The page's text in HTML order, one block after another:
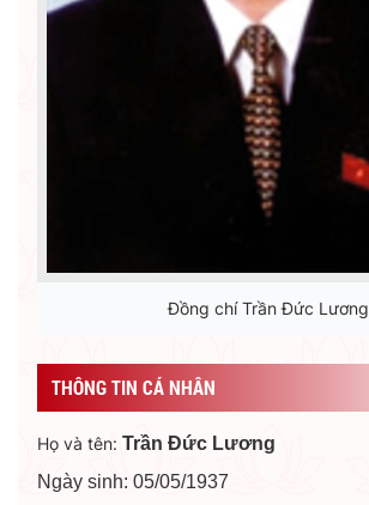
Đồng chí Trần Đức Lương
THÔNG TIN CÁ NHÂN
Họ và tên: Trần Đức Lương
Ngày sinh: 05/05/1937